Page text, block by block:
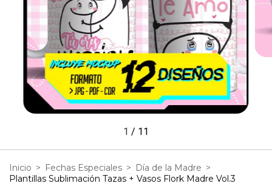
1 / 11
Inicio > Fechas Especiales > Día de la Madre >
Plantillas Sublimación Tazas + Vasos Flork Madre Vol.3